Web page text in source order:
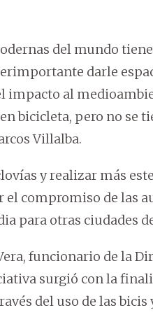
del mundo
darle
impacto al
bicicleta, pero no se
Villalba.
y realizar más
compromiso de las
para otras ciudades
funcionario de la
surgió con la
del uso de las